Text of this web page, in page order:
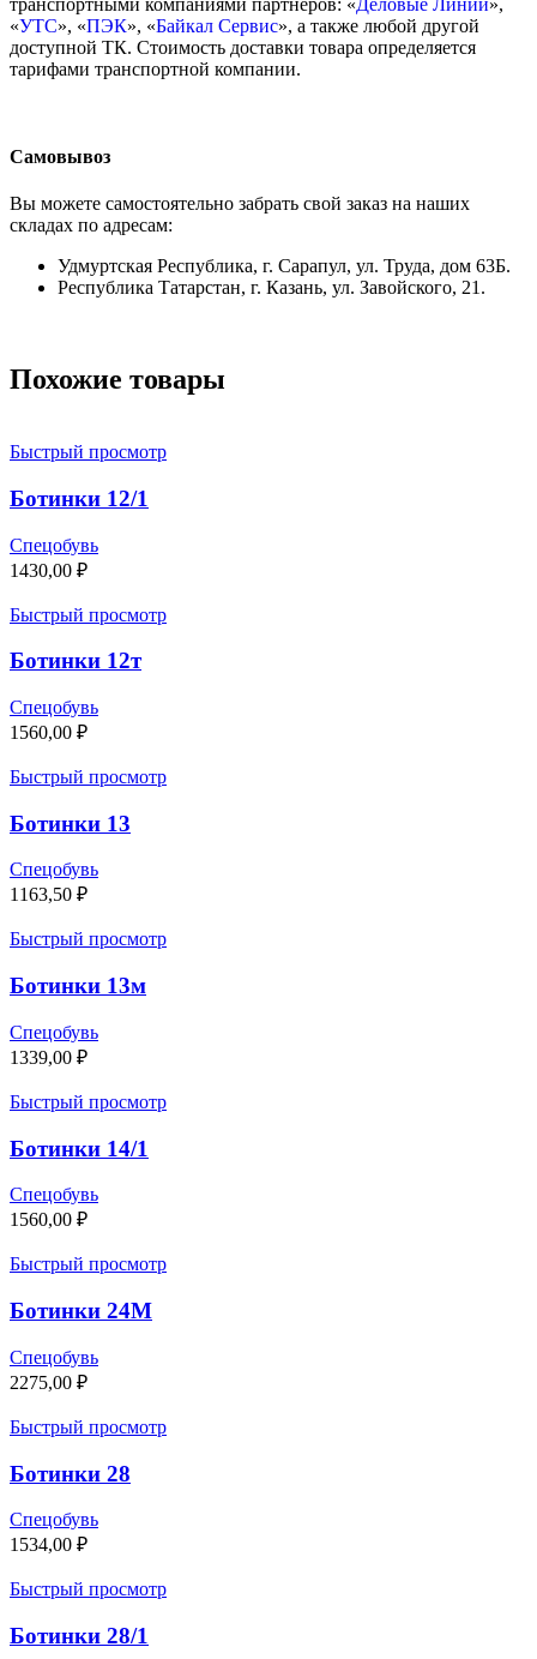
«УТС», «ПЭК», «Байкал Сервис», а также любой другой
доступной ТК. Стоимость доставки товара определяется
тарифами транспортной компании.
Самовывоз
Вы можете самостоятельно забрать свой заказ на наших
складах по адресам:
Удмуртская Республика, г. Сарапул, ул. Труда, дом 63Б.
Республика Татарстан, г. Казань, ул. Завойского, 21.
Похожие товары
Быстрый просмотр
Ботинки 12/1
Спецобувь
1430,00 ₽
Быстрый просмотр
Ботинки 12т
Спецобувь
1560,00 ₽
Быстрый просмотр
Ботинки 13
Спецобувь
1163,50 ₽
Быстрый просмотр
Ботинки 13м
Спецобувь
1339,00 ₽
Быстрый просмотр
Ботинки 14/1
Спецобувь
1560,00 ₽
Быстрый просмотр
Ботинки 24М
Спецобувь
2275,00 ₽
Быстрый просмотр
Ботинки 28
Спецобувь
1534,00 ₽
Быстрый просмотр
Ботинки 28/1